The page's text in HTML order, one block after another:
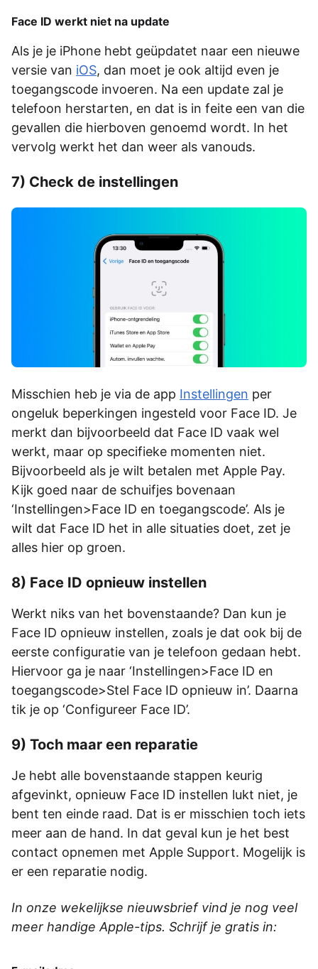
Face ID werkt niet na update
Als je je iPhone hebt geüpdatet naar een nieuwe
versie van iOS, dan moet je ook altijd even je
toegangscode invoeren. Na een update zal je
telefoon herstarten, en dat is in feite een van die
gevallen die hierboven genoemd wordt. In het
vervolg werkt het dan weer als vanouds.
7) Check de instellingen
Misschien heb je via de app Instellingen per
ongeluk beperkingen ingesteld voor Face ID. Je
merkt dan bijvoorbeeld dat Face ID vaak wel
werkt, maar op specifieke momenten niet.
Bijvoorbeeld als je wilt betalen met Apple Pay.
Kijk goed naar de schuifjes bovenaan
‘Instellingen>Face ID en toegangscode’. Als je
wilt dat Face ID het in alle situaties doet, zet je
alles hier op groen.
8) Face ID opnieuw instellen
Werkt niks van het bovenstaande? Dan kun je
Face ID opnieuw instellen, zoals je dat ook bij de
eerste configuratie van je telefoon gedaan hebt.
Hiervoor ga je naar ‘Instellingen>Face ID en
toegangscode>Stel Face ID opnieuw in’. Daarna
tik je op ‘Configureer Face ID’.
9) Toch maar een reparatie
Je hebt alle bovenstaande stappen keurig
afgevinkt, opnieuw Face ID instellen lukt niet, je
bent ten einde raad. Dat is er misschien toch iets
meer aan de hand. In dat geval kun je het best
contact opnemen met Apple Support. Mogelijk is
er een reparatie nodig.
In onze wekelijkse nieuwsbrief vind je nog veel
meer handige Apple-tips. Schrijf je gratis in: